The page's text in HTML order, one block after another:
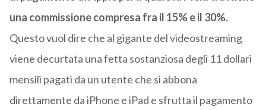
una commissione compresa fra il 15% e il 30%.
Questo vuol dire che al gigante del videostreaming
viene decurtata una fetta sostanziosa degli 11 dollari
mensili pagati da un utente che si abbona
direttamente da iPhone e iPad e sfrutta il pagamento